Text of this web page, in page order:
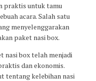
praktis untuk tamu
acara. Salah satu
menyelenggarakan
paket nasi box.
nasi box telah menjadi
dan ekonomis.
tentang kelebihan nasi